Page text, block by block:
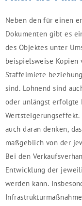
Neben den für einen
Dokumenten gibt es
des Objektes unter
beispielsweise
Staffelmiete
sind. Lohnend sind
oder unlängst erfolgte
auch daran denken,
maßgeblich von der
Bei den
Entwicklung der
werden kann.